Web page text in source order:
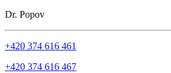
Dr. Popov
+420 374 616 461
+420 374 616 467